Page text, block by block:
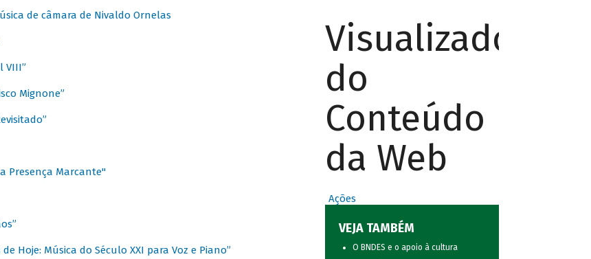
de câmara de Nivaldo Ornelas
VIII”
Mignone”
Presença Marcante"
Hoje: Música do Século XXI para Voz e Piano”
Visualizador
do
Conteúdo
da Web
Ações
VEJA TAMBÉM
O BNDES e o apoio à cultura